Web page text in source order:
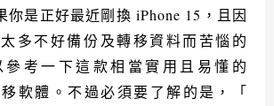
你是正好最近剛換 iPhone 15，且因
多不好備份及轉移資料而苦惱的
參考一下這款相當實用且易懂的
軟體。不過必須要了解的是，「